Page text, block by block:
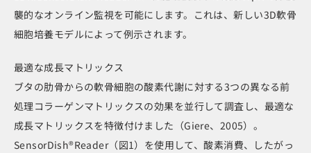
襲的なオンライン監視を可能にします。これは、新しい3D軟骨
細胞培養モデルによって例示されます。
最適な成長マトリックス
ブタの肋骨からの軟骨細胞の酸素代謝に対する3つの異なる前
処理コラーゲンマトリックスの効果を並行して調査し、最適な
成長マトリックスを特徴付けました（Giere、2005）。
SensorDish®Reader（図1）を使用して、酸素消費、したがっ